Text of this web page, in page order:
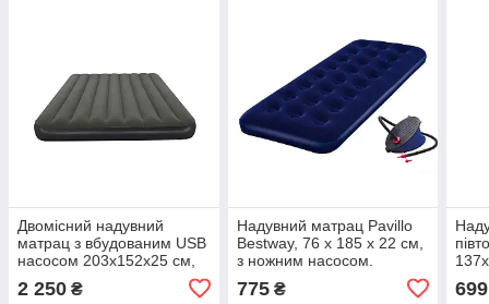
Двомісний надувний
матрац з вбудованим USB
насосом 203х152х25 см,
2 250 ₴
Надувний матрац Pavillo
Bestway, 76 х 185 х 22 см,
з ножним насосом.
775₴ 699